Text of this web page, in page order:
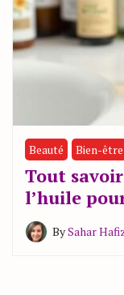
Beauté Bien-être
Tout
l’huile
BySahar